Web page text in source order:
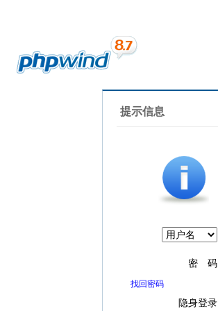
提示信息
密 码
找回密码
隐身登录